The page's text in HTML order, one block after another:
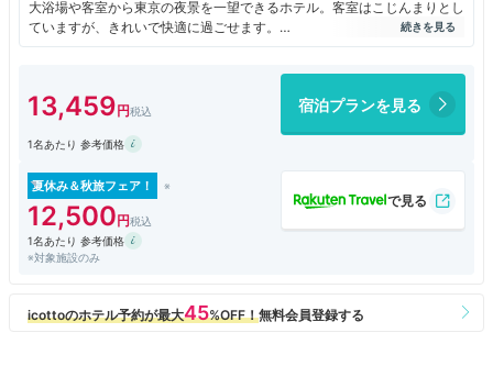
大浴場や客室から東京の夜景を一望できるホテル。客室はこじんまりとし
ていますが、きれいで快適に過ごせます。
見ることができます。
サウナや水風呂もあり、天気がよく空気が澄んでいる日にはサウナからも
富士山が見えて最高のサウナです。
朝食ビュッフェでは、和洋中様々なメニューが揃っています。特に、隣の
豊洲市場から仕入れている海鮮丼は絶品です。
ドーミーイン系列なので夜の無料のラーメン屋、風呂上がりの無料のアイ
スなどもうれしいサービスです。
13,459 宿泊プランを見る
1名あたり 参考価格
夏休み＆秋旅フェア！
12,500
1名あたり 参考価格
※対象施設のみ